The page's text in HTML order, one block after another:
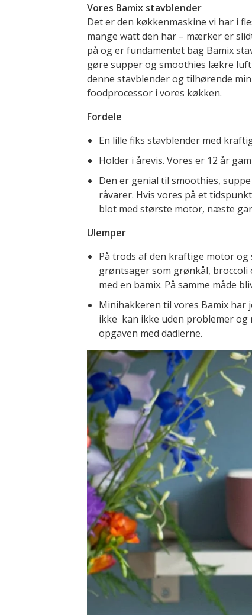
Vores Bamix stavblender
Det er den køkkenmaskine vi har i
mange watt den har – mærker er
på og er fundamentet bag Bamix
gøre supper og smoothies lækre
denne stavblender og tilhørende
foodprocessor i vores køkken.
Fordele
En lille fiks stavblender med
Holder i årevis. Vores er 12 år
Den er genial til smoothies,
råvarer. Hvis vores på et
blot med største motor, næste
Ulemper
På trods af den kraftige motor og
grøntsager som grønkål, broccoli
med en bamix. På samme måde
Minihakkeren til vores Bamix har
ikke kan ikke uden problemer
opgaven med dadlerne.